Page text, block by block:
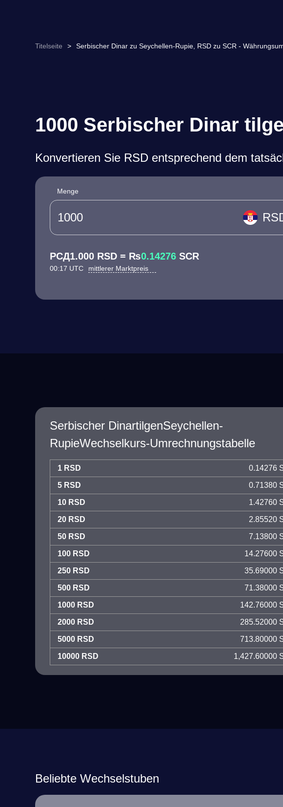
Titelseite > Serbischer Dinar zu Seychellen-Rupie, RSD zu SCR -
1000 Serbischer Dinar
Konvertieren Sie RSD entsprechend dem
Menge
РСД1.000 RSD = ₨0.14276 SCR
00:17 UTC mittlerer Marktpreis
Serbischer DinartilgenSeychellen-
RupieWechselkurs-Umrechnungstabelle
1 RSD 0.14276
5 RSD 0.71380
10 RSD 1.42760
20 RSD 2.85520
50 RSD 7.13800
100 RSD 14.27600
250 RSD 35.69000
500 RSD 71.38000
1000 RSD 142.76000
2000 RSD 285.52000
5000 RSD 713.80000
10000 RSD 1,427.60000
Beliebte Wechselstuben